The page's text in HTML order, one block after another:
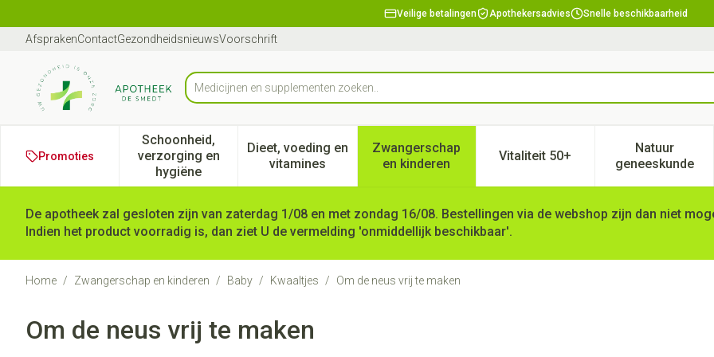
Veilige betalingen Apothekersadvies Snelle beschikbaarheid
AfsprakenContactGezondheidsnieuwsVoorschrift
Product, merk, categorie...
Promoties
Schoonheid,
verzorging en
hygiëne
Toon submenu voor Schoonheid, verzorging en hygiëne categorie
Dieet, voeding en
vitaminesToon submenu voor Dieet, voeding en vitamines categorie
Zwangerschap
en kinderenToon submenu voor Zwangerschap en kinderen
Vitaliteit 50+Toon submenu voor Vitaliteit
Natuur
geneeskunde
Toon
De apotheek zal gesloten zijn van zaterdag 1/08 en met zondag 16/08. Bestellingen via de webshop zijn dan niet
Indien het product voorradig is, dan ziet U de vermelding 'onmiddellijk beschikbaar'.
Home / Zwangerschap en kinderen / Baby / Kwaaltjes / Om de neus vrij te maken
Om de neus vrij te maken